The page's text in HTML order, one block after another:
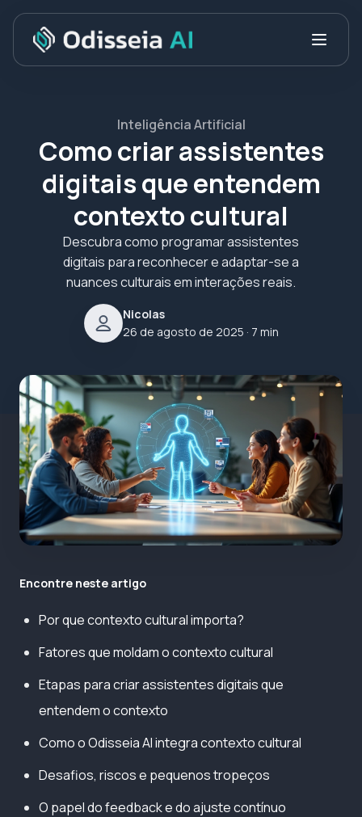
Inteligência Artificial
Como criar assistentes
digitais que entendem
contexto cultural
Descubra como programar assistentes
digitais para reconhecer e adaptar-se a
nuances culturais em interações reais.
Nicolas
26 de agosto de 2025 · 7 min
Encontre neste artigo
Por que contexto cultural importa?
Fatores que moldam o contexto cultural
Etapas para criar assistentes digitais que
entendem o contexto
Como o Odisseia AI integra contexto cultural
Desafios, riscos e pequenos tropeços
O papel do feedback e do ajuste contínuo